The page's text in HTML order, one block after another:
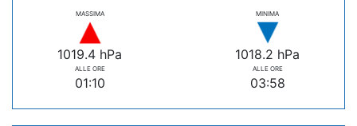
MASSIMA
1019.4 hPa
ALLE ORE
01:10
MINIMA
1018.2 hPa
ALLE ORE
03:58